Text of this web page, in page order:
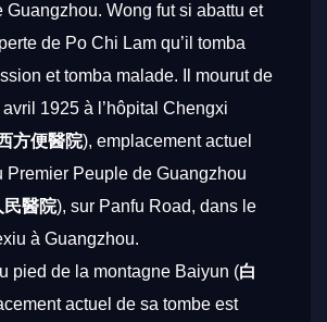
Guangzhou. Wong fut si abattu et
de Po Chi Lam qu’il tomba
et tomba malade. Il mourut de
1925 à l’hôpital Chengxi
方便醫院), emplacement actuel
Premier Peuple de Guangzhou
民醫院), sur Panfu Road, dans le
à Guangzhou.
pied de la montagne Baiyun (白
actuel de sa tombe est